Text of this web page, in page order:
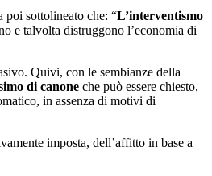
poi sottolineato che: “L’interventismo
e talvolta distruggono l’economia di
Quivi, con le sembianze della
di canone che può essere chiesto,
in assenza di motivi di
imposta, dell’affitto in base a